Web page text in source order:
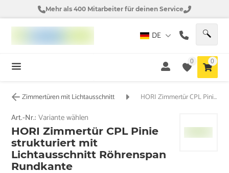
Mehr als 400 Mitarbeiter für deinen Service
DE
0 0
Zimmertüren mit Lichtausschnitt HORI Zimmertür CPL Pinie strukturiert mit Lichtausschnitt Röhrenspan Rundkante
Art.-Nr.:Variante wählen
HORI Zimmertür CPL Pinie
strukturiert mit
Lichtausschnitt Röhrenspan
Rundkante